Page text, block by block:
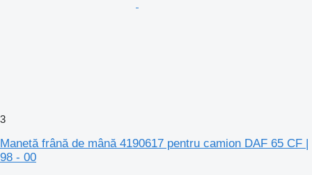
3
Manetă frână de mână 4190617 pentru camion DAF 65 CF |
98 - 00